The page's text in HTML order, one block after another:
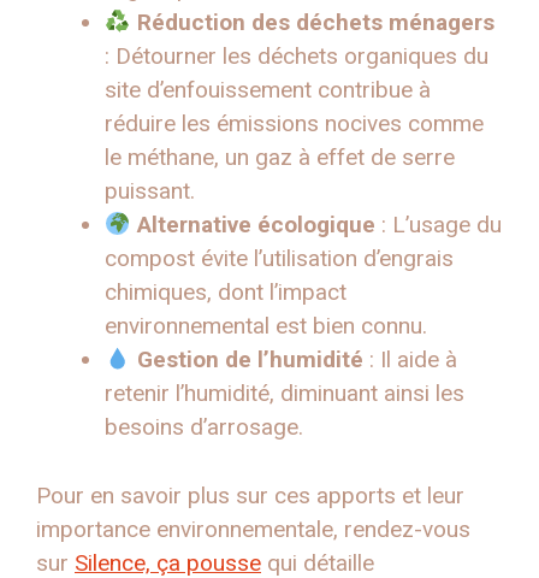
Réduction des déchets ménagers
: Détourner les déchets organiques du
site d’enfouissement contribue à
réduire les émissions nocives comme
le méthane, un gaz à effet de serre
puissant.
Alternative écologique : L’usage du
compost évite l’utilisation d’engrais
chimiques, dont l’impact
environnemental est bien connu.
Gestion de l’humidité : Il aide à
retenir l’humidité, diminuant ainsi les
besoins d’arrosage.
Pour en savoir plus sur ces apports et leur
importance environnementale, rendez-vous
sur Silence, ça pousse qui détaille